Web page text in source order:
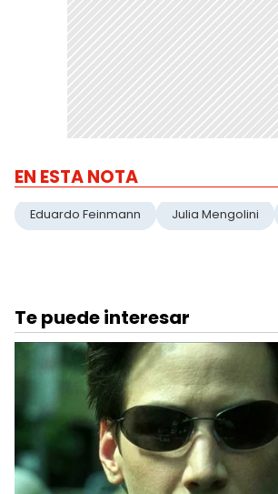
EN ESTA NOTA
Eduardo Feinmann Julia Mengolini